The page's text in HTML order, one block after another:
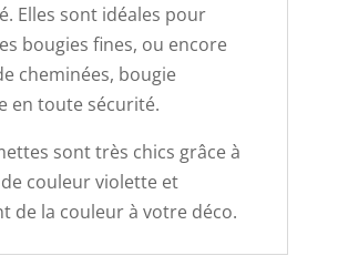
Elles sont idéales pour
bougies fines, ou encore
cheminées, bougie
en toute sécurité.
sont très chics grâce à
couleur violette et
de la couleur à votre déco.